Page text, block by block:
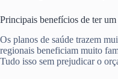
Principais benefícios de ter
Os planos de saúde trazem
regionais beneficiam muito
Tudo isso sem prejudicar o